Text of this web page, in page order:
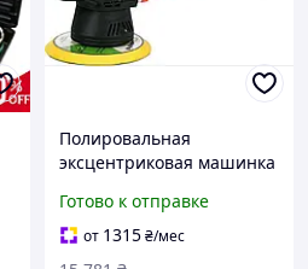
Полировальная
эксцентриковая машинка
для авто и мебели с
бесщеточным мотором
Готово к отправке
от 1315₴/мес